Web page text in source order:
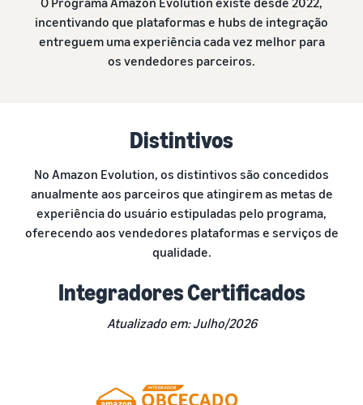
incentivando que plataformas e hubs de integração
entreguem uma experiência cada vez melhor para
os vendedores parceiros.
Distintivos
No Amazon Evolution, os distintivos são concedidos
anualmente aos parceiros que atingirem as metas de
experiência do usuário estipuladas pelo programa,
oferecendo aos vendedores plataformas e serviços de
qualidade.
Integradores Certificados
Atualizado em: Julho/2026